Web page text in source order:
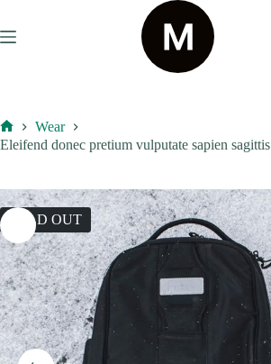
content
Home
Wear
Eleifend donec pretium vulputate sapien sagittis
SOLD OUT